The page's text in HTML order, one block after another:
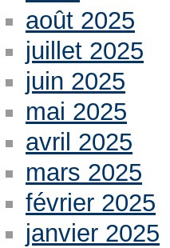
août 2025
juillet 2025
juin 2025
mai 2025
avril 2025
mars 2025
février 2025
janvier 2025